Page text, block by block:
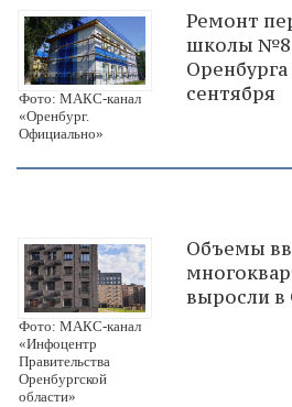
Фото: МАКС-канал
«Оренбург.
Официально»
Ремонт
школы
Оренбурга
сентября
Фото: МАКС-канал
«Инфоцентр
Правительства
Оренбургской
области»
Объемы
выросли в